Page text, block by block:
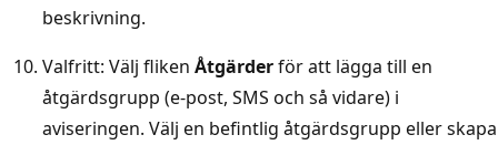
beskrivning.
Valfritt: Välj fliken Åtgärderför att lägga till en
åtgärdsgrupp (e-post, SMS och så vidare) i
aviseringen. Välj en befintlig åtgärdsgrupp eller skapa